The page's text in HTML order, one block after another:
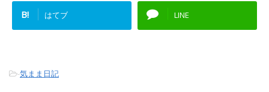
B! はてブ LINE
-気まま日記